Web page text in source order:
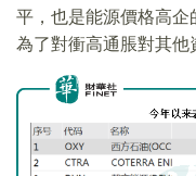
平，也是能源價格高
為了對衝高通脹對其他